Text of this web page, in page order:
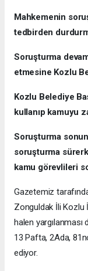
Mahkemenin
tedbirden
Soruşturma
etmesine Kozlu
Kozlu Belediye
kullanıp kamuyu
Soruşturma
soruşturma
kamu görevlileri
Gazetemiz
Zonguldak İli Kozlu
halen yargılanması
13 Pafta, 2Ada,
ediyor.